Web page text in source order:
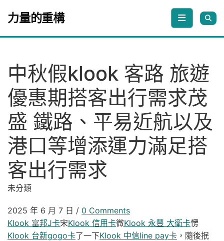
力量的重構
中秋假klook 客路 旅遊
優惠期搭客出行需求茂
盛 鐵路、平易近航以及
港口等增添運力滿足搭
客出行需求
未分類
2025 年 6 月 7 日 / 0 Comments
Klook 富邦J卡宋Klook 信用卡微Klook 永豐 大衛卡愣
Klook 台新gogo卡了一下Klook 中信line pay卡 ，隨後抿